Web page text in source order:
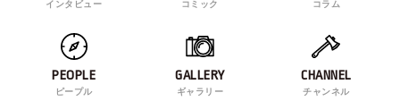
インタビュー コミック コラム
PEOPLE
ピープル
GALLERY
ギャラリー
CHANNEL
チャンネル